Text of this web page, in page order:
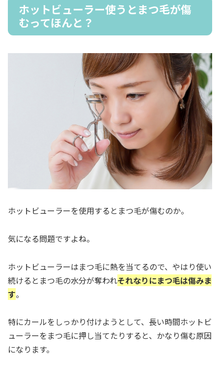
ホットビューラー使うとまつ毛が傷
むってほんと？
ホットビューラーを使用するとまつ毛が傷むのか。
気になる問題ですよね。
ホットビューラーはまつ毛に熱を当てるので、やはり使い
続けるとまつ毛の水分が奪われそれなりにまつ毛は傷みま
す。
特にカールをしっかり付けようとして、長い時間ホットビ
ューラーをまつ毛に押し当てたりすると、かなり傷む原因
になります。